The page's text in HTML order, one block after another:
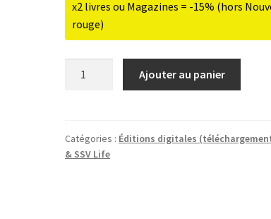
x2 livres ou Magazines = -15% (hors
rouge)
SSV
Life
Ajouter au panier
Catégories : Éditions digitales
& SSV Life